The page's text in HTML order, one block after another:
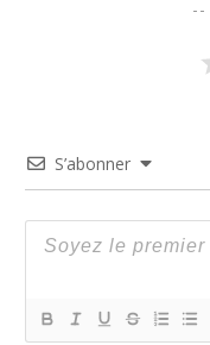
S’abonner